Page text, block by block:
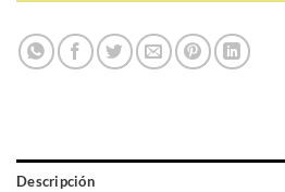
Descripción